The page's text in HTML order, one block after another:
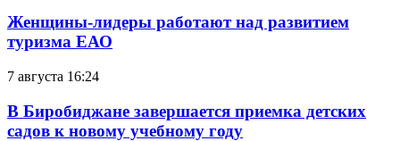
Женщины-лидеры работают над развитием
туризма ЕАО
7 августа 16:24
В Биробиджане завершается приемка детских
садов к новому учебному году